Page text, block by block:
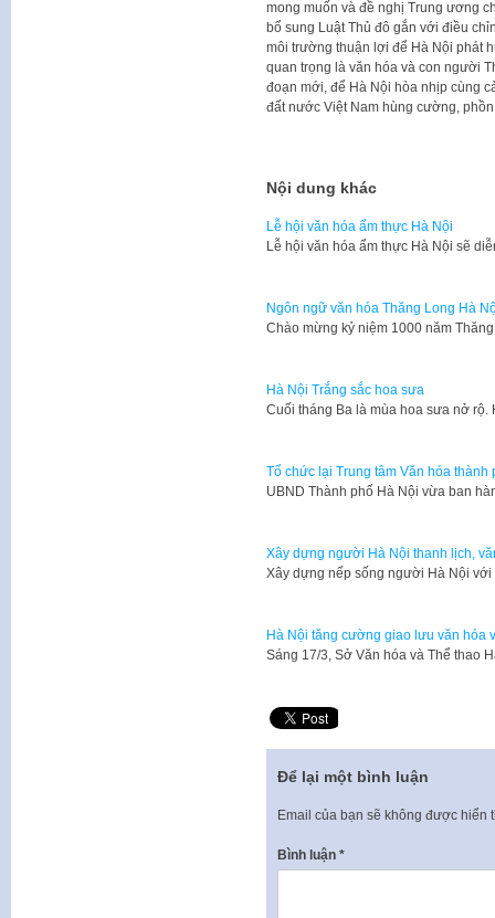
mong muốn và đề nghị Trung ương
bổ sung Luật Thủ đô gắn với điều
môi trường thuận lợi để Hà Nội phát
quan trọng là văn hóa và con người
đoạn mới, để Hà Nội hòa nhịp cùng
đất nước Việt Nam hùng cường,
Nội dung khác
Lễ hội văn hóa ẩm thực Hà Nội
Lễ hội văn hóa ẩm thực Hà Nội sẽ
Ngôn ngữ văn hóa Thăng Long Hà
​Chào mừng kỷ niệm 1000 năm
Hà Nội Trắng sắc hoa sưa
Cuối tháng Ba là mùa hoa sưa nở
Tổ chức lại Trung tâm Văn hóa thành
UBND Thành phố Hà Nội vừa ban
Xây dựng người Hà Nội thanh lịch,
Xây dựng nếp sống người Hà Nội
Hà Nội tăng cường giao lưu văn hóa
Sáng 17/3, Sở Văn hóa và Thể thao
Để lại một bình luận
Email của bạn sẽ không được hiển
Bình luận *